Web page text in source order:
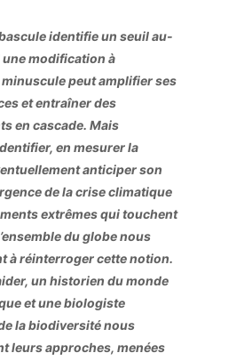
identifie un seuil au-
modification à
minuscule peut amplifier ses
et entraîner des
en cascade. Mais
en mesurer la
anticiper son
de la crise climatique
extrêmes qui touchent
du globe nous
à réinterroger cette notion.
un historien du monde
et une biologiste
la biodiversité nous
leurs approches, menées